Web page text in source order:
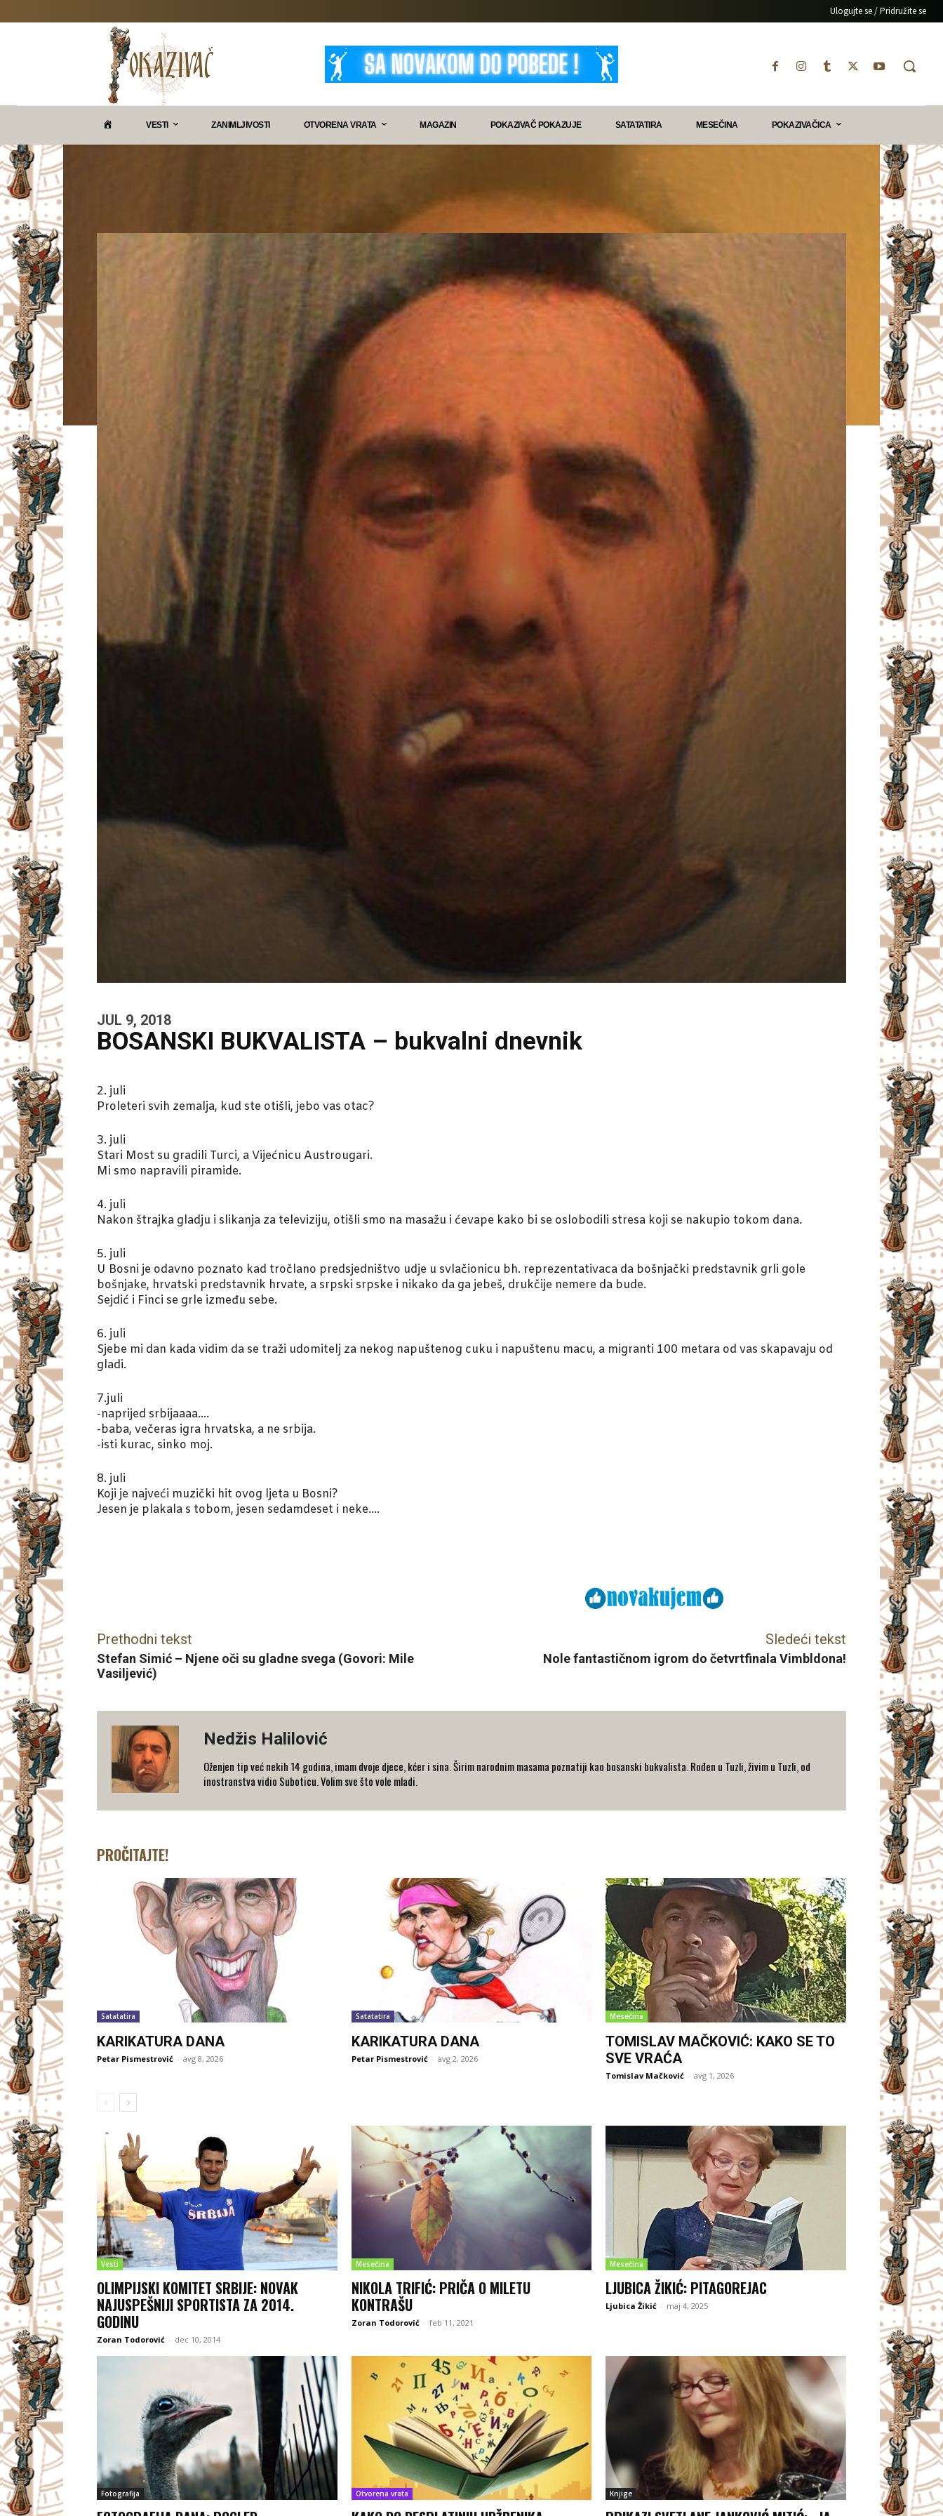
Ulogujte se / Pridružite se
VESTI ZANIMLJIVOSTI OTVORENA VRATA MAGAZIN POKAZIVAČ POKAZUJE SATATATIRA MESEČINA POKAZIVAČICA
JUL 9, 2018
BOSANSKI BUKVALISTA – bukvalni dnevnik
2. juli
Proleteri svih zemalja, kud ste otišli, jebo vas otac?
3. juli
Stari Most su gradili Turci, a Vijećnicu Austrougari.
Mi smo napravili piramide.
4. juli
Nakon štrajka gladju i slikanja za televiziju, otišli smo na masažu i ćevape kako bi se oslobodili stresa koji se nakupio tokom dana.
5. juli
U Bosni je odavno poznato kad tročlano predsjedništvo udje u svlačionicu bh. reprezentativaca da bošnjački predstavnik grli gole
bošnjake, hrvatski predstavnik hrvate, a srpski srpske i nikako da ga jebeš, drukčije nemere da bude.
Sejdić i Finci se grle između sebe.
6. juli
Sjebe mi dan kada vidim da se traži udomitelj za nekog napuštenog cuku i napuštenu macu, a migranti 100 metara od vas skapavaju od
gladi.
7.juli
-naprijed srbijaaaa….
-baba, večeras igra hrvatska, a ne srbija.
-isti kurac, sinko moj.
8. juli
Koji je najveći muzički hit ovog ljeta u Bosni?
Jesen je plakala s tobom, jesen sedamdeset i neke….
Prethodni tekst
Stefan Simić – Njene oči su gladne svega (Govori: Mile
Vasiljević)
Sledeći tekst
Nole fantastičnom igrom do četvrtfinala Vimbldona!
Nedžis Halilović
Oženjen tip već nekih 14 godina, imam dvoje djece, kćer i sina. Širim narodnim masama poznatiji kao bosanski bukvalista. Rođen u Tuzli, živim u Tuzli, od
inostranstva vidio Suboticu. Volim sve što vole mladi.
PROČITAJTE!
Satatatira
KARIKATURA DANA
Petar Pismestrović - avg 8, 2026
Satatatira
KARIKATURA DANA
Petar Pismestrović - avg 2, 2026
Mesečina
TOMISLAV MAČKOVIĆ: KAKO SE TO
SVE VRAĆA
Tomislav Mačković - avg 1, 2026
Vesti
OLIMPIJSKI KOMITET SRBIJE: NOVAK
NAJUSPEŠNIJI SPORTISTA ZA 2014.
GODINU
Zoran Todorović - dec 10, 2014
Mesečina
NIKOLA TRIFIĆ: PRIČA O MILETU
KONTRAŠU
Zoran Todorović - feb 11, 2021
Mesečina
LJUBICA ŽIKIĆ: PITAGOREJAC
Ljubica Žikić - maj 4, 2025
Fotografija Otvorena vrata Knjige